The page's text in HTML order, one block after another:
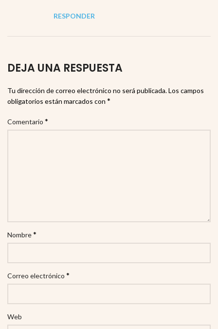
RESPONDER
DEJA UNA RESPUESTA
Tu dirección de correo electrónico no será publicada.Los campos
obligatorios están marcados con *
Comentario *
Nombre*
Correo electrónico *
Web